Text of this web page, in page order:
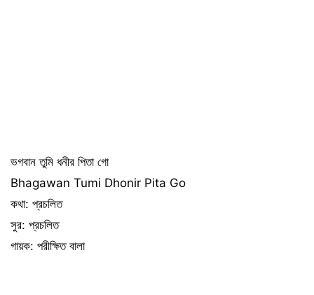
ভগবান তুমি ধনীর পিতা গো
Bhagawan Tumi Dhonir Pita Go
কথা: প্রচলিত
সুর: প্রচলিত
গায়ক: পরীক্ষিত বালা